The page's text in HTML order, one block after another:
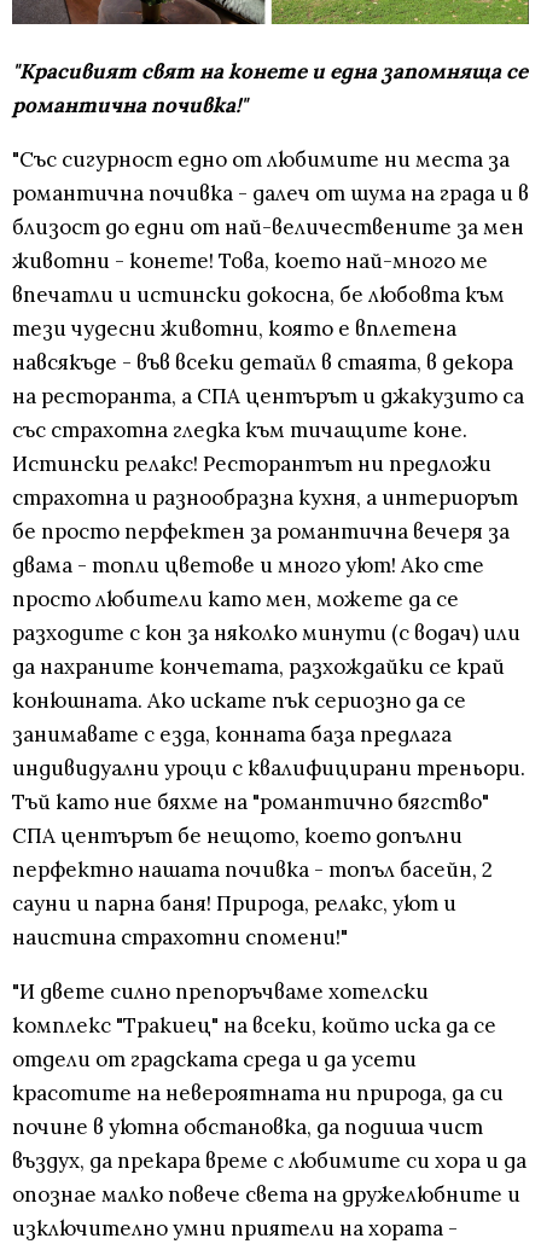
"Красивият свят на конете и една запомняща се
романтична почивка!"
"Със сигурност едно от любимите ни места за
романтична почивка - далеч от шума на града и в
близост до едни от най-величествените за мен
животни - конете! Това, което най-много ме
впечатли и истински докосна, бе любовта към
тези чудесни животни, която е вплетена
навсякъде - във всеки детайл в стаята, в декора
на ресторанта, а СПА центърът и джакузито са
със страхотна гледка към тичащите коне.
Истински релакс! Ресторантът ни предложи
страхотна и разнообразна кухня, а интериорът
бе просто перфектен за романтична вечеря за
двама - топли цветове и много уют! Ако сте
просто любители като мен, можете да се
разходите с кон за няколко минути (с водач) или
да нахраните кончетата, разхождайки се край
конюшната. Ако искате пък сериозно да се
занимавате с езда, конната база предлага
индивидуални уроци с квалифицирани треньори.
Тъй като ние бяхме на "романтично бягство"
СПА центърът бе нещото, което допълни
перфектно нашата почивка - топъл басейн, 2
сауни и парна баня! Природа, релакс, уют и
наистина страхотни спомени!"
"И двете силно препоръчваме хотелски
комплекс "Тракиец" на всеки, който иска да се
отдели от градската среда и да усети
красотите на невероятната ни природа, да си
почине в уютна обстановка, да подиша чист
въздух, да прекара време с любимите си хора и да
опознае малко повече света на дружелюбните и
изключително умни приятели на хората -